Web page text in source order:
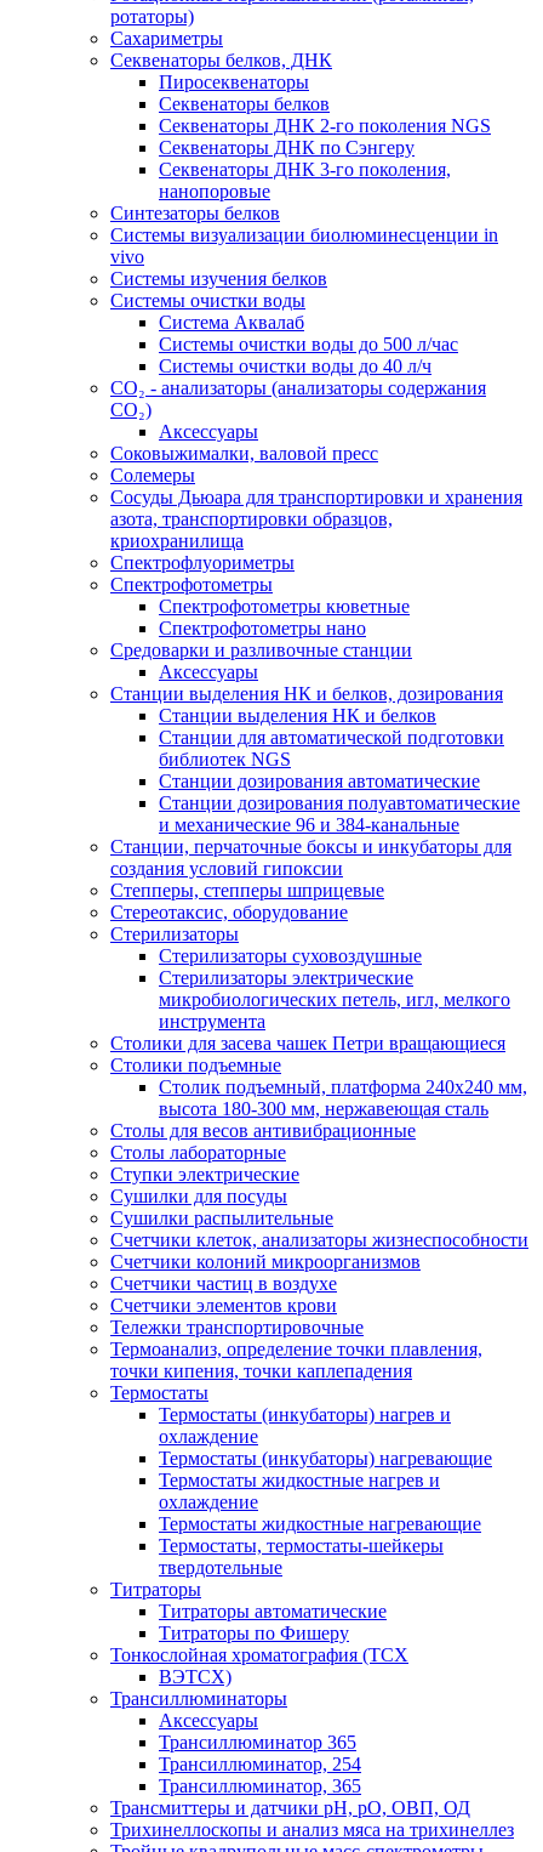
ротаторы)
Сахариметры
Секвенаторы белков, ДНК
Пиросеквенаторы
Секвенаторы белков
Секвенаторы ДНК 2-го поколения NGS
Секвенаторы ДНК по Сэнгеру
Секвенаторы ДНК 3-го поколения,
нанопоровые
Синтезаторы белков
Системы визуализации биолюминесценции in
vivo
Системы изучения белков
Системы очистки воды
Система Аквалаб
Системы очистки воды до 500 л/час
Системы очистки воды до 40 л/ч
СО₂ - анализаторы (анализаторы содержания
СО₂)
Аксессуары
Соковыжималки, валовой пресс
Солемеры
Сосуды Дьюара для транспортировки и хранения
азота, транспортировки образцов,
криохранилища
Спектрофлуориметры
Спектрофотометры
Спектрофотометры кюветные
Спектрофотометры нано
Средоварки и разливочные станции
Аксессуары
Станции выделения НК и белков, дозирования
Станции выделения НК и белков
Станции для автоматической подготовки
библиотек NGS
Станции дозирования автоматические
Станции дозирования полуавтоматические
и механические 96 и 384-канальные
Станции, перчаточные боксы и инкубаторы для
создания условий гипоксии
Степперы, степперы шприцевые
Стереотаксис, оборудование
Стерилизаторы
Стерилизаторы суховоздушные
Стерилизаторы электрические
микробиологических петель, игл, мелкого
инструмента
Столики для засева чашек Петри вращающиеся
Столики подъемные
Столик подъемный, платформа 240х240 мм,
высота 180-300 мм, нержавеющая сталь
Столы для весов антивибрационные
Столы лабораторные
Ступки электрические
Сушилки для посуды
Сушилки распылительные
Счетчики клеток, анализаторы жизнеспособности
Счетчики колоний микроорганизмов
Счетчики частиц в воздухе
Счетчики элементов крови
Тележки транспортировочные
Термоанализ, определение точки плавления,
точки кипения, точки каплепадения
Термостаты
Термостаты (инкубаторы) нагрев и
охлаждение
Термостаты (инкубаторы) нагревающие
Термостаты жидкостные нагрев и
охлаждение
Термостаты жидкостные нагревающие
Термостаты, термостаты-шейкеры
твердотельные
Титраторы
Титраторы автоматические
Титраторы по Фишеру
Тонкослойная хроматография (ТСХ
ВЭТСХ)
Трансиллюминаторы
Аксессуары
Трансиллюминатор 365
Трансиллюминатор, 254
Трансиллюминатор, 365
Трансмиттеры и датчики рН, рО, ОВП, ОД
Трихинеллоскопы и анализ мяса на трихинеллез